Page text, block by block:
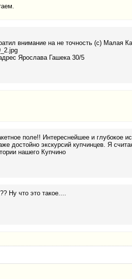
внимание на не точность (с) Малая
Ярослава Гашека 30/5
поле!! Интереснейшее и глубокое
достойно экскурсий купчинцев. Я
нашего Купчино
Ну что это такое....